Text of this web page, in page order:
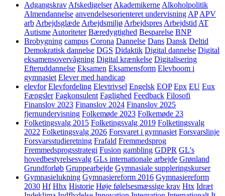
Adgangskrav Afskedigelser Akademikerne Alkoholpolitik
Almendannelse anvendelsesorienteret undervisning AP APV
arb Arbejdsglæde Arbejdsmiljø Arbejdspres Arbejdstid AT
Autisme Autoriteter Bæredygtighed Besparelse BNP
Brobygning campus Corona Dannelse Dans Dansk Deltid
Demokratisk dannelse DGS Didaktik Digital dannelse Digital
eksamensovervågning Digital krænkelse Digitalisering
Efteruddannelse Eksamen Eksamensform Elevboom i
gymnasiet Elever med handicap
elevfor Elevfordeling Elevtrivsel Engelsk EOP Epx EU Eux
Fængsler Fagkonsulent Faglighed Feedback Filosofi
Finanslov 2023 Finanslov 2024 Finanslov 2025
fjernundervisning Folkemøde 2023 Folkemøde 23
Folketingsvalg 2015 Folketingsvalg 2019 Folketingsvalg
2022 Folketingsvalg 2026 Forsvaret i gymnasiet Forsvarslinje
Forsvarsstudieretning Frafald Fremmedsprog
Fremmedsprogsstrategi Fusion gambling GDPR GL's
hovedbestyrelsesvalg GLs internationale arbejde Grønland
Grundforløb Gruppearbejde Gymnasiale suppleringskurser
Gymnasielukning Gymnasiereform 2016 Gymnasiereform
2030 Hf Hhx Historie Høje følelsesmæssige krav Htx Idræt